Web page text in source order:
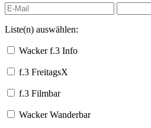
Liste(n) auswählen:
Wacker f.3 Info
f.3 FreitagsX
f.3 Filmbar
Wacker Wanderbar